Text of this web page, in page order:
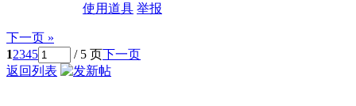
使用道具 举报
下一页 »
12345 / 5 页下一页
返回列表